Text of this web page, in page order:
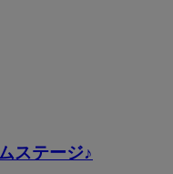
ステージ♪